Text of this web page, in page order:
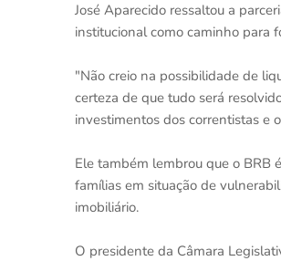
José Aparecido ressaltou a
institucional como caminho para
"Não creio na possibilidade de
certeza de que tudo será
investimentos dos correntistas e
Ele também lembrou que o BRB
famílias em situação de
imobiliário.
O presidente da Câmara